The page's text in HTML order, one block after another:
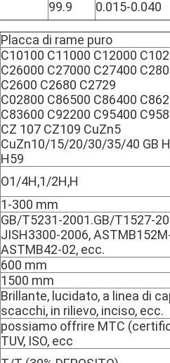
99.9 0.015-0.040
Placca di rame puro
C10100 C11000 C12000
C26000 C27000 C27400
C2600 C2680 C2729
C02800 C86500 C86400
C83600 C92200 C95400
CZ 107 CZ109 CuZn5
CuZn10/15/20/30/35/40 GB
H59
O1/4H,1/2H,H
1-300 mm
GB/T5231-2001.GB/T1527-
JISH3300-2006,
ASTMB42-02, ecc.
600 mm
1500 mm
Brillante, lucidato, a linea di
scacchi, in rilievo, inciso, ecc.
possiamo offrire MTC
TUV, ISO, ecc